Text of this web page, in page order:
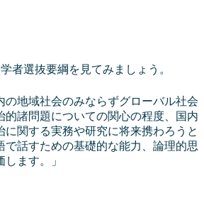
者選抜要綱を見てみましょう。
の地域社会のみならずグローバル社会
的諸問題についての関心の程度、国内
に関する実務や研究に将来携わろうと
で話すための基礎的な能力、論理的思
ます。」